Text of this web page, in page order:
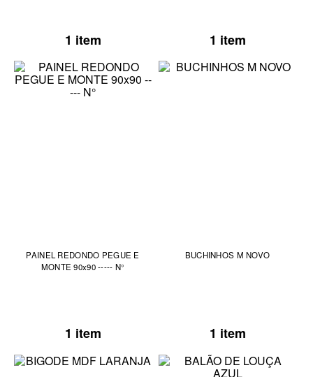
1 item 1 item
PAINEL REDONDO PEGUE E
MONTE 90x90 ----- N°
1 item
BUCHINHOS M NOVO
1 item